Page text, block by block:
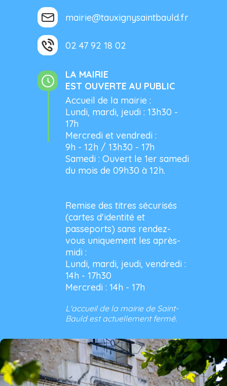
mairie@tauxignysaintbauld.fr
02 47 92 18 02
LA MAIRIE
EST OUVERTE AU PUBLIC
Accueil de la mairie :
Lundi, mardi, jeudi : 13h30 -
17h
Mercredi et vendredi :
9h - 12h / 13h30 - 17h
Samedi : Ouvert le 1er samedi
du mois de 09h30 à 12h.
Remise des titres sécurisés
(cartes d'identité et
passeports) sans rendez-
vous uniquement les après-
midi :
Lundi, mardi, jeudi, vendredi :
14h - 17h30
Mercredi : 14h - 17h
L'accueil de la mairie de Saint-
Bauld est actuellement fermé.